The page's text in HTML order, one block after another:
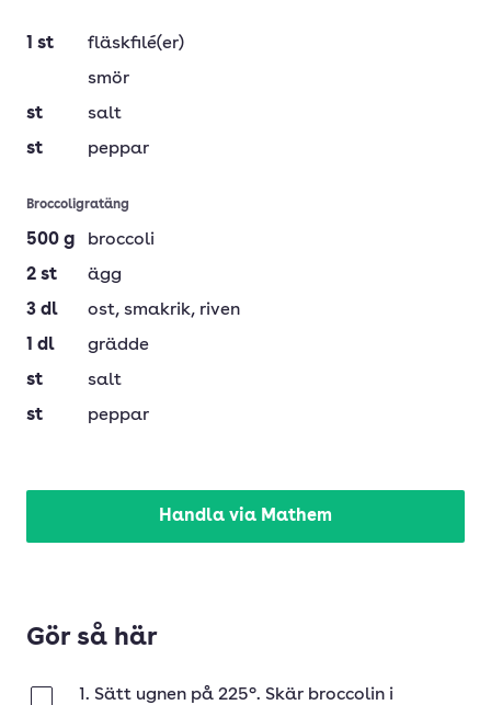
1 st
fläskfilé(er)
smör
st
salt
st
peppar
Broccoligratäng
500 g
broccoli
2 st
ägg
3 dl ost, smakrik, riven
1 dl
grädde
st
salt
st
peppar
Handla via Mathem
Gör så här
1. Sätt ugnen på 225°. Skär broccolin i